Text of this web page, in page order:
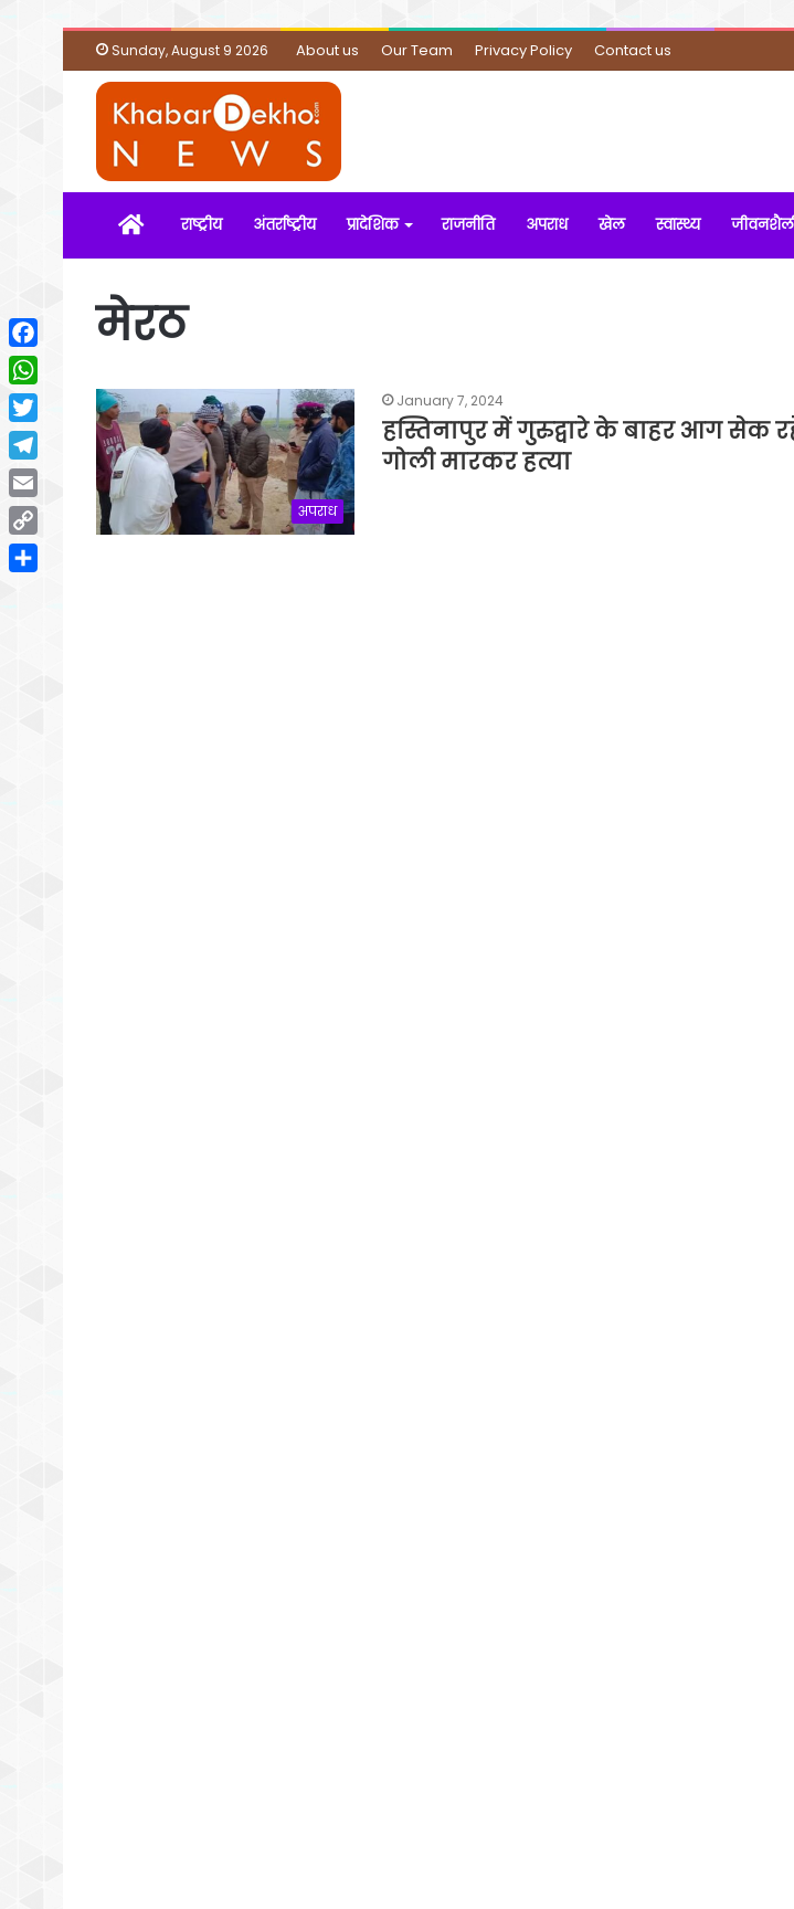
Sunday, August 9 2026 About us Our Team Privacy Policy Contact us
Homeराष्ट्रीय अंतर्राष्ट्रीय प्रादेशिक राजनीति अपराध खेल स्वास्थ्य
मेरठ
अपराध
January 7, 2024
हस्तिनापुर में गुरुद्वारे के बाहर आग सेक
गोली मारकर हत्या
Facebook
WhatsApp
Twitter
Telegram
Email
Copy
Link